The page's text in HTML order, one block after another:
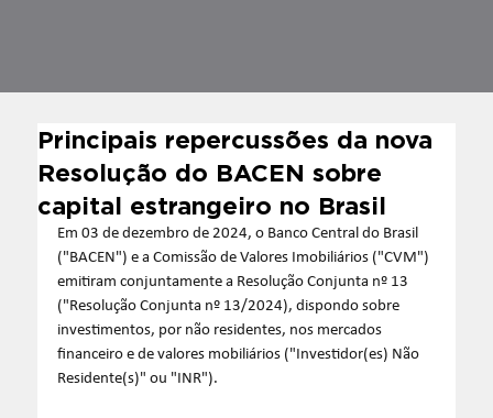
Principais repercussões da nova
Resolução do BACEN sobre
capital estrangeiro no Brasil
Em 03 de dezembro de 2024, o Banco Central do Brasil
("BACEN") e a Comissão de Valores Imobiliários ("CVM")
emitiram conjuntamente a Resolução Conjunta nº 13
("Resolução Conjunta nº 13/2024), dispondo sobre
investimentos, por não residentes, nos mercados
financeiro e de valores mobiliários ("Investidor(es) Não
Residente(s)" ou "INR").